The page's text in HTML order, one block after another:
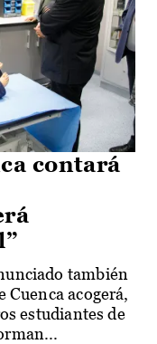
contará
también
acogerá,
estudiantes de